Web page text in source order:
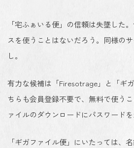
「宅ふぁいる便」の信頼は失墜した
スを使うことはないだろう。同様の
し。
有力な候補は「Firesotrage」と「ギ
ちらも会員登録不要で、無料で使う
ァイルのダウンロードにパスワードを
「ギガファイル便」にいたっては、